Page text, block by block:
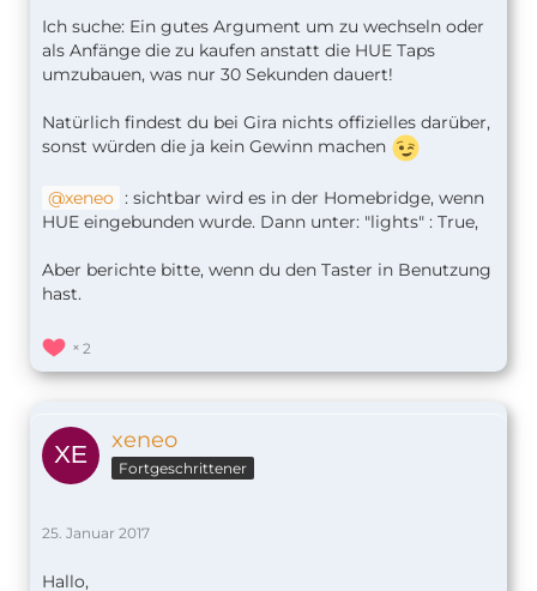
Ich suche: Ein gutes Argument um zu wechseln oder
als Anfänge die zu kaufen anstatt die HUE Taps
umzubauen, was nur 30 Sekunden dauert!
Natürlich findest du bei Gira nichts offizielles darüber,
sonst würden die ja kein Gewinn machen
xeneo : sichtbar wird es in der Homebridge, wenn
HUE eingebunden wurde. Dann unter: "lights" : True,
Aber berichte bitte, wenn du den Taster in Benutzung
hast.
2
xeneo
Fortgeschrittener
25. Januar 2017
Hallo,